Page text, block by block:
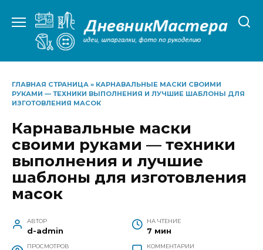
содержанию
ГЛАВНАЯ СТРАНИЦА » КАРНАВАЛЬНЫЕ МАСКИ СВОИМИ
РУКАМИ — ТЕХНИКИ ВЫПОЛНЕНИЯ И ЛУЧШИЕ ШАБЛОНЫ ДЛЯ
ИЗГОТОВЛЕНИЯ МАСОК
Карнавальные маски
своими руками — техники
выполнения и лучшие
шаблоны для изготовления
масок
АВТОР
d-admin
НА ЧТЕНИЕ
7 мин
ПРОСМОТРОВ КОММЕНТАРИИ